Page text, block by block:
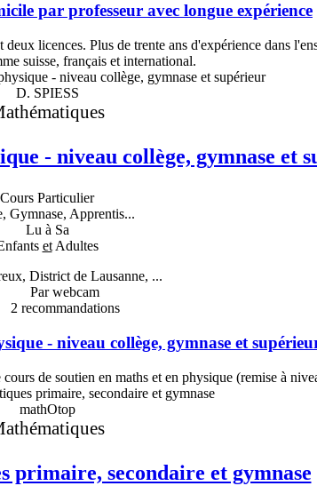
par professeur avec longue expérience
licences. Plus de trente ans d'expérience dans
suisse, français et international.
D. SPIESS
- niveau collège, gymnase et
Cours Particulier
Gymnase, Apprentis...
Lu à Sa
etAdultes
District de Lausanne, ...
Par webcam
2recommandations
- niveau collège, gymnase et
de soutien en maths et en physique (remise à
mathOtop
primaire, secondaire et gymnase